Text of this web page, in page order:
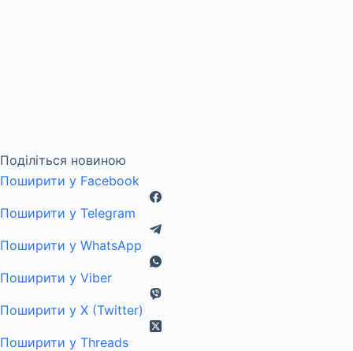
Поділіться новиною
Поширити у Facebook
Поширити у Telegram
Поширити у WhatsApp
Поширити у Viber
Поширити у X (Twitter)
Поширити у Threads